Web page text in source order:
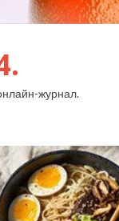
журнал.